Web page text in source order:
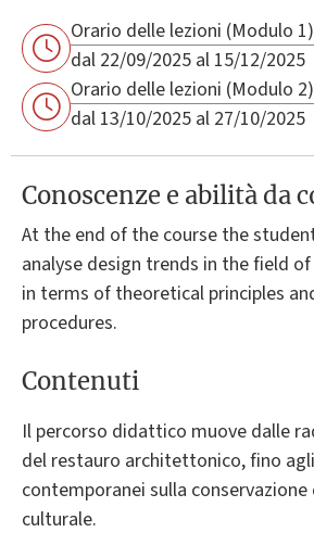
Orario delle lezioni (Modulo 1)
dal 22/09/2025 al 15/12/2025
Orario delle lezioni (Modulo 2)
dal 13/10/2025 al 27/10/2025
Conoscenze e abilità da
At the end of the course the
analyse design trends in the field
in terms of theoretical principles
procedures.
Contenuti
Il percorso didattico muove dalle
del restauro architettonico, fino
contemporanei sulla
culturale.